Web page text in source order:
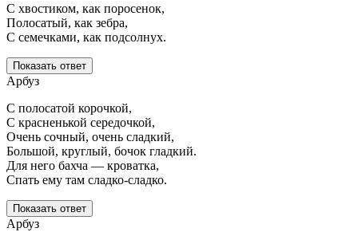
С хвостиком, как поросенок,
Полосатый, как зебра,
С семечками, как подсолнух.
Показать ответ
Арбуз
С полосатой корочкой,
С красненькой середочкой,
Очень сочный, очень сладкий,
Большой, круглый, бочок гладкий.
Для него бахча — кроватка,
Спать ему там сладко-сладко.
Показать ответ
Арбуз